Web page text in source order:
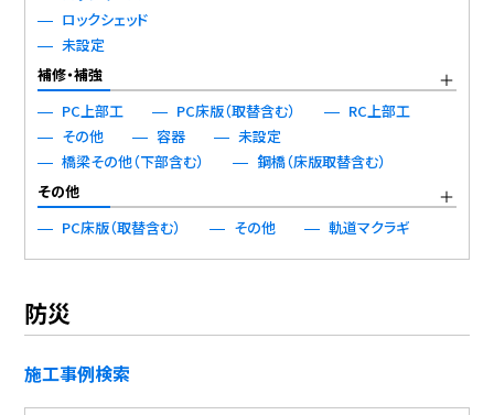
ロックシェッド
未設定
補修・補強
PC上部工
PC床版（取替含む）
RC上部工
その他
容器
未設定
橋梁その他（下部含む）
鋼橋（床版取替含む）
その他
PC床版（取替含む）
その他 軌道マクラギ
防災
施工事例検索